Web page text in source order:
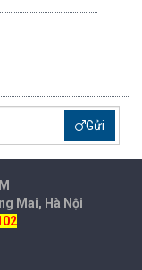
Gửi
Mai, Hà Nội